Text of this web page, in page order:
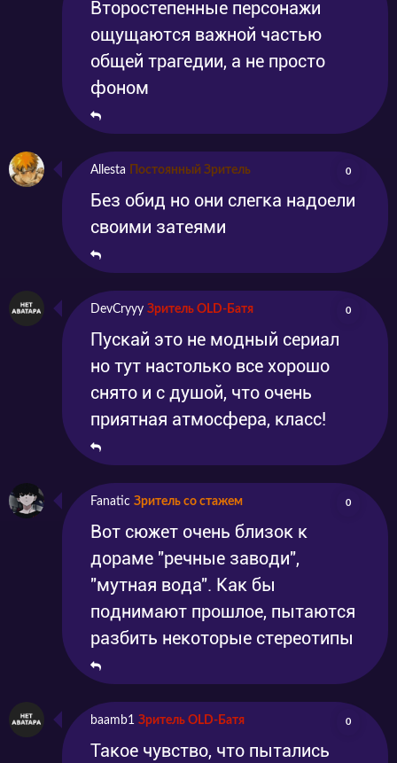
Второстепенные персонажи
ощущаются важной частью
общей трагедии, а не просто
фоном
Allesta Постоянный Зритель 0
Без обид но они слегка надоели
своими затеями
DevCryyy Зритель OLD-Батя 0
Пускай это не модный сериал
но тут настолько все хорошо
снято и с душой, что очень
приятная атмосфера, класс!
Fanatic Зритель со стажем 0
Вот сюжет очень близок к
дораме "речные заводи",
"мутная вода". Как бы
поднимают прошлое, пытаются
разбить некоторые стереотипы
baamb1 Зритель OLD-Батя 0
Такое чувство, что пытались